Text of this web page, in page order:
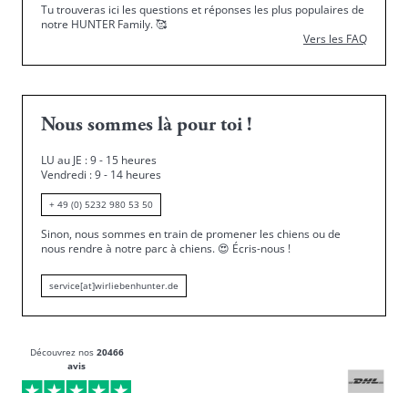
Tu trouveras ici les questions et réponses les plus populaires de
notre HUNTER Family.🥰
Vers les FAQ
Nous sommes là pour toi !
LU au JE : 9 - 15 heures
Vendredi : 9 - 14 heures
+ 49 (0) 5232 980 53 50
Sinon, nous sommes en train de promener les chiens ou de
nous rendre à notre parc à chiens. 😍 Écris-nous !
service[at]wirliebenhunter.de
Découvrez nos 20466
avis